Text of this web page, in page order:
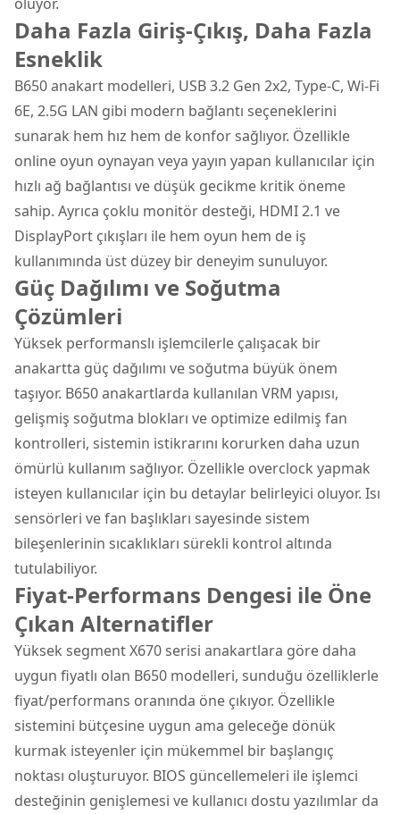
Daha Fazla Giriş-Çıkış, Daha Fazla
Esneklik
B650 anakart modelleri, USB 3.2 Gen 2x2, Type-C, Wi-Fi
6E, 2.5G LAN gibi modern bağlantı seçeneklerini
sunarak hem hız hem de konfor sağlıyor. Özellikle
online oyun oynayan veya yayın yapan kullanıcılar için
hızlı ağ bağlantısı ve düşük gecikme kritik öneme
sahip. Ayrıca çoklu monitör desteği, HDMI 2.1 ve
DisplayPort çıkışları ile hem oyun hem de iş
kullanımında üst düzey bir deneyim sunuluyor.
Güç Dağılımı ve Soğutma
Çözümleri
Yüksek performanslı işlemcilerle çalışacak bir
anakartta güç dağılımı ve soğutma büyük önem
taşıyor. B650 anakartlarda kullanılan VRM yapısı,
gelişmiş soğutma blokları ve optimize edilmiş fan
kontrolleri, sistemin istikrarını korurken daha uzun
ömürlü kullanım sağlıyor. Özellikle overclock yapmak
isteyen kullanıcılar için bu detaylar belirleyici oluyor. Isı
sensörleri ve fan başlıkları sayesinde sistem
bileşenlerinin sıcaklıkları sürekli kontrol altında
tutulabiliyor.
Fiyat-Performans Dengesi ile Öne
Çıkan Alternatifler
Yüksek segment X670 serisi anakartlara göre daha
uygun fiyatlı olan B650 modelleri, sunduğu özelliklerle
fiyat/performans oranında öne çıkıyor. Özellikle
sistemini bütçesine uygun ama geleceğe dönük
kurmak isteyenler için mükemmel bir başlangıç
noktası oluşturuyor. BIOS güncellemeleri ile işlemci
desteğinin genişlemesi ve kullanıcı dostu yazılımlar da